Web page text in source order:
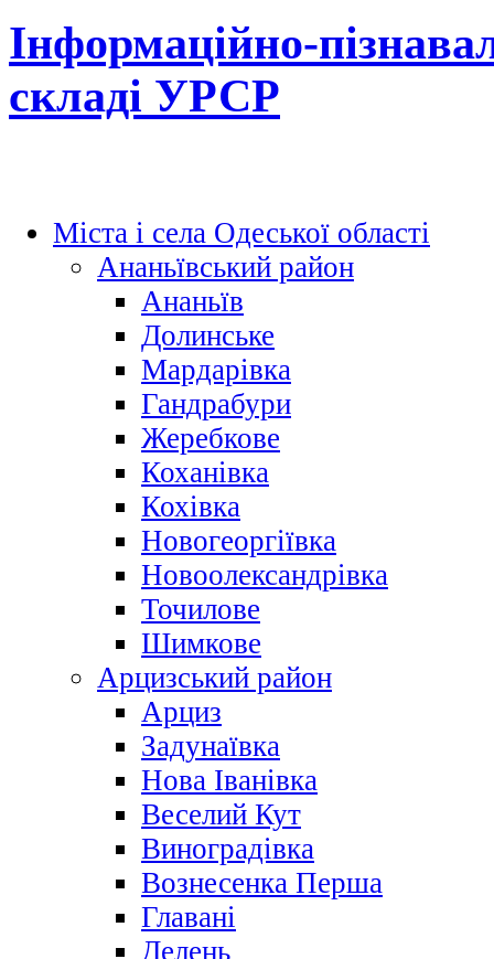
Інформаційно-
складі УРСР
Міста і села Одеської області
Ананьївський район
Ананьїв
Долинське
Мардарівка
Гандрабури
Жеребкове
Коханівка
Кохівка
Новогеоргіївка
Новоолександрівка
Точилове
Шимкове
Арцизський район
Арциз
Задунаївка
Нова Іванівка
Веселий Кут
Виноградівка
Вознесенка Перша
Главані
Делень